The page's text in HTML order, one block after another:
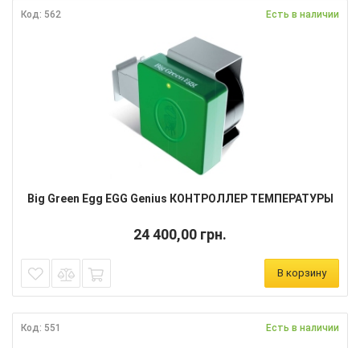
Код: 562 Есть в наличии
Big Green Egg EGG Genius КОНТРОЛЛЕР ТЕМПЕРАТУРЫ
24 400,00 грн.
В корзину
Код: 551 Есть в наличии